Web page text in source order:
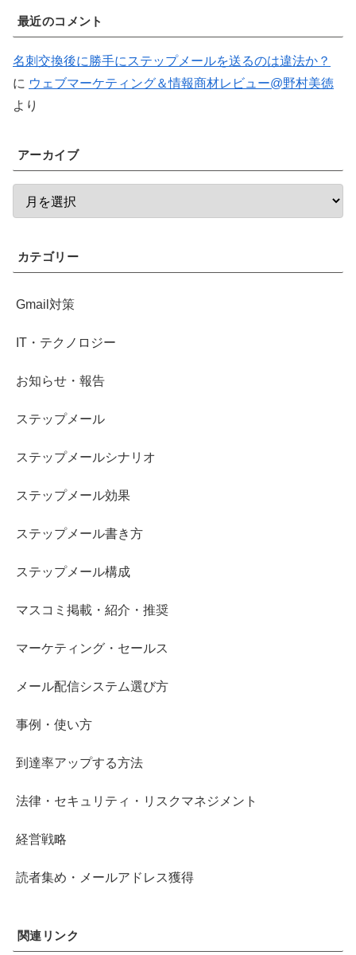
最近のコメント
名刺交換後に勝手にステップメールを送るのは違法か？
に ウェブマーケティング＆情報商材レビュー@野村美徳
より
アーカイブ
カテゴリー
Gmail対策
IT・テクノロジー
お知らせ・報告
ステップメール
ステップメールシナリオ
ステップメール効果
ステップメール書き方
ステップメール構成
マスコミ掲載・紹介・推奨
マーケティング・セールス
メール配信システム選び方
事例・使い方
到達率アップする方法
法律・セキュリティ・リスクマネジメント
経営戦略
読者集め・メールアドレス獲得
関連リンク